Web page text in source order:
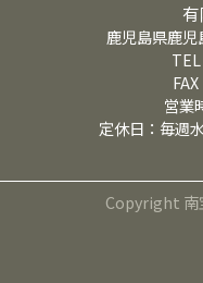
鹿児島県鹿
営業
定休日：毎週
Copyright 南